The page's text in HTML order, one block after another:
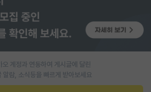
게시판
게시판
오 계정과 연동하여 게시글에 달린
알람, 소식등을 빠르게 받아보세요